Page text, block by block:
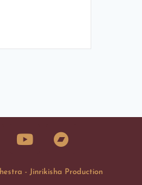
- Jinrikisha Production